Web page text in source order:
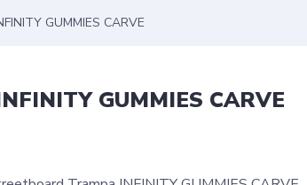
GUMMIES CARVE
GUMMIES CARVE